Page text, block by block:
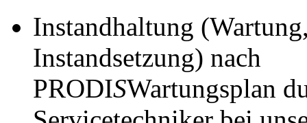
Instandhaltung
Instandsetzung) nach
PRODISWartungsplan